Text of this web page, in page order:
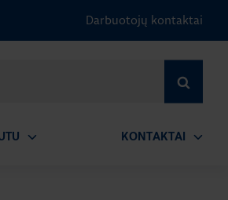
Darbuotojų kontaktai
KONTAKTAI